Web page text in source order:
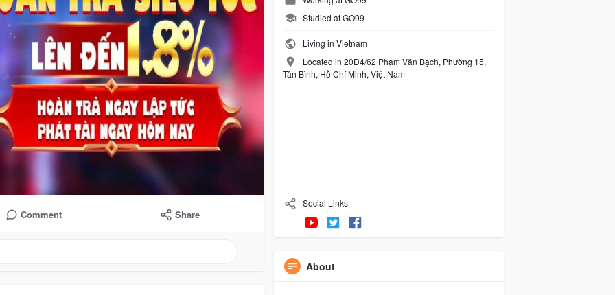
Comment Share
Studied at GO99
Living in Vietnam
Located in 20D4/62 Phạm Văn Bạch, Phường 15,
Tân Bình, Hồ Chí Minh, Việt Nam
Social Links
About